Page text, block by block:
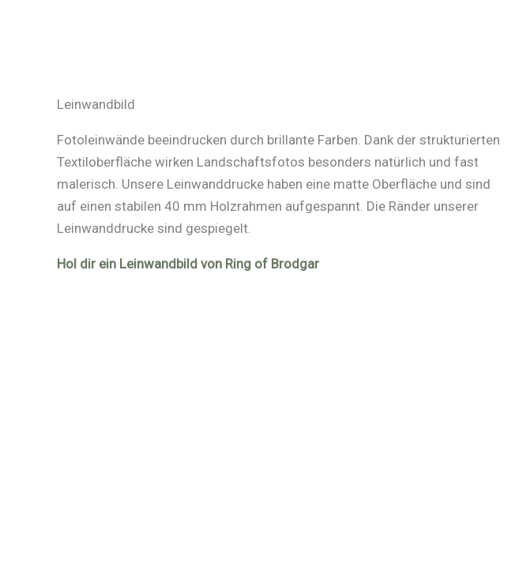
Leinwandbild
Fotoleinwände beeindrucken durch brillante Farben. Dank der strukturierten
Textiloberfläche wirken Landschaftsfotos besonders natürlich und fast
malerisch. Unsere Leinwanddrucke haben eine matte Oberfläche und sind
auf einen stabilen 40 mm Holzrahmen aufgespannt. Die Ränder unserer
Leinwanddrucke sind gespiegelt.
Hol dir ein Leinwandbild von Ring of Brodgar